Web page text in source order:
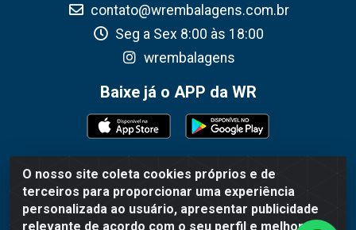
O nosso site coleta cookies próprios e de
terceiros para proporcionar uma experiência
personalizada ao usuário, apresentar publicidade
relevante de acordo com o seu perfil e melhorar a
contato@wrembalagens.com.br
Seg a Sex 8:00 às 18:00
wrembalagens
Baixe já o APP da WR
WR Embalagens - R. Cel. Teodoro Gomes de Araújo, 1360 -
Grogotó - Barbacena / MG - CEP 36202-628 - CNPJ
02.692.206/0001-55